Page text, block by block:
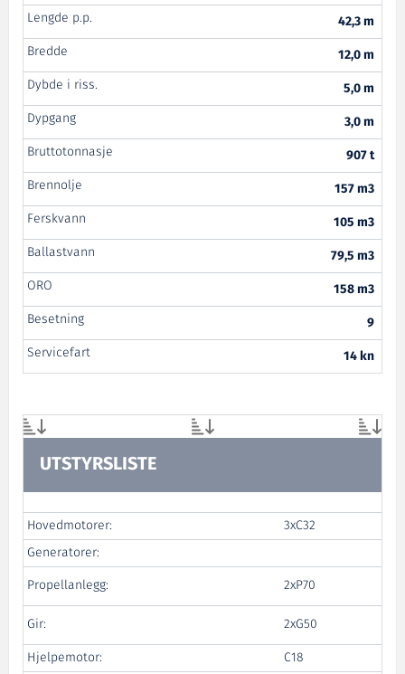
Lengde p.p.
42,3 m
Bredde
12,0 m
Dybde i riss.
5,0 m
Dypgang
3,0 m
Bruttotonnasje
907 t
Brennolje
157 m3
Ferskvann
105 m3
Ballastvann
79,5 m3
ORO
158 m3
Besetning
9
Servicefart
14 kn
UTSTYRSLISTE
Hovedmotorer:
3xC32
Generatorer:
Propellanlegg:
2xP70
Gir:
2xG50
Hjelpemotor:
C18